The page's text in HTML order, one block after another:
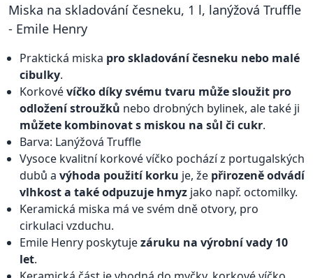
Miska na skladování česneku, 1 l, lanýžová Truffle
- Emile Henry
Praktická miska pro skladování česneku nebo malé
cibulky.
Korkovévíčko díky svému tvaru může sloužit pro
odložení stroužků nebo drobných bylinek, ale také ji
můžete kombinovat s miskou na sůl či cukr.
Barva: Lanýžová Truffle
Vysoce kvalitní korkové víčko pochází z portugalských
dubů a výhoda použití korku je, že přirozeně odvádí
vlhkost a také odpuzuje hmyz jako např. octomilky.
Keramická miska má ve svém dně otvory, pro
cirkulaci vzduchu.
Emile Henry poskytujezáruku na výrobní vady 10
let.